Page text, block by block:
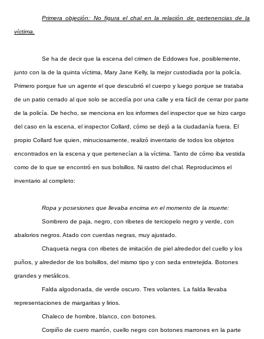
Primera objeción: No figura el chal en la relación de pertenencias de la
víctima.
Se ha de decir que la escena del crimen de Eddowes fue, posiblemente,
junto con la de la quinta víctima, Mary Jane Kelly, la mejor custodiada por la policía.
Primero porque fue un agente el que descubrió el cuerpo y luego porque se trataba
de un patio cerrado al que solo se accedía por una calle y era fácil de cerrar por parte
de la policía. De hecho, se menciona en los informes del inspector que se hizo cargo
del caso en la escena, el inspector Collard, cómo se dejó a la ciudadanía fuera. El
propio Collard fue quien, minuciosamente, realizó inventario de todos los objetos
encontrados en la escena y que pertenecían a la víctima. Tanto de cómo iba vestida
como de lo que se encontró en sus bolsillos. Ni rastro del chal. Reproducimos el
inventario al completo:
Ropa y posesiones que llevaba encima en el momento de la muerte:
Sombrero de paja, negro, con ribetes de terciopelo negro y verde, con
abalorios negros. Atado con cuerdas negras, muy ajustado.
Chaqueta negra con ribetes de imitación de piel alrededor del cuello y los
puños, y alrededor de los bolsillos, del mismo tipo y con seda entretejida. Botones
grandes y metálicos.
Falda algodonada, de verde oscuro. Tres volantes. La falda llevaba
representaciones de margaritas y lirios.
Chaleco de hombre, blanco, con botones.
Corpiño de cuero marrón, cuello negro con botones marrones en la parte